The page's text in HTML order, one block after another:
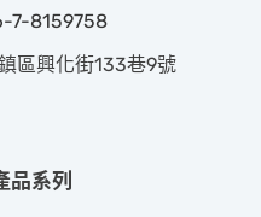
8159758
區興化街133巷9號
品系列